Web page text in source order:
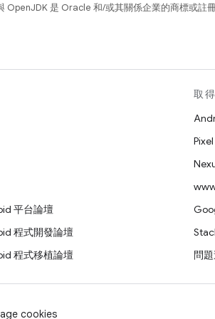
OpenJDK 是 Oracle 和/或其關係企業的商標或註冊
平台論壇
程式開發論壇
程式移植論壇
取
問
cookies